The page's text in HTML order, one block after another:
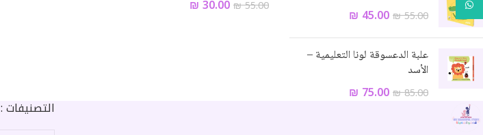
₪55.00
₪ 45.00
علبة الدعسوقة لونا التعليمية –
الأسد
₪85.00
₪ 75.00
₪55.00
₪30.00
التصنيفات :
WhatsApp